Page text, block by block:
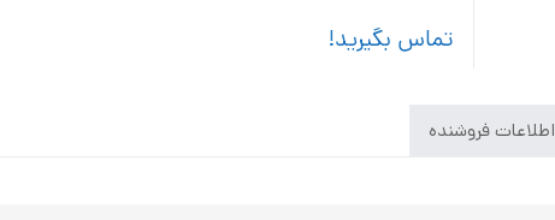
تماس بگیرید!
اطلاعات فروشنده